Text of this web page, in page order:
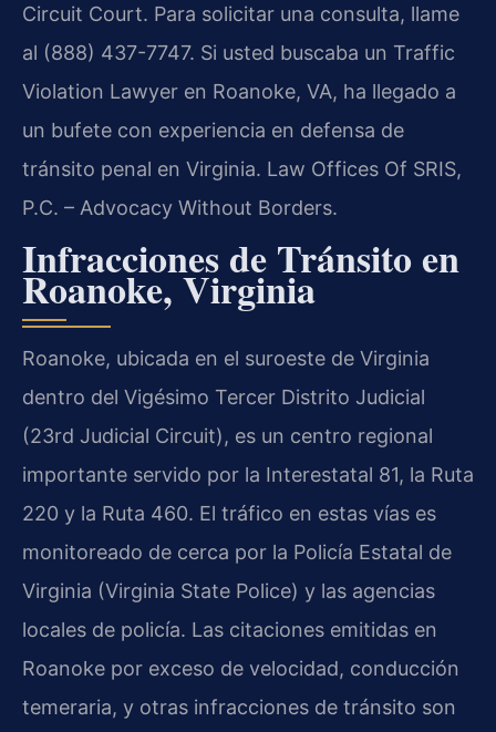
Circuit Court. Para solicitar una consulta, llame
al (888) 437-7747. Si usted buscaba un Traffic
Violation Lawyer en Roanoke, VA, ha llegado a
un bufete con experiencia en defensa de
tránsito penal en Virginia. Law Offices Of SRIS,
P.C. – Advocacy Without Borders.
Infracciones de Tránsito en
Roanoke, Virginia
Roanoke, ubicada en el suroeste de Virginia
dentro del Vigésimo Tercer Distrito Judicial
(23rd Judicial Circuit), es un centro regional
importante servido por la Interestatal 81, la Ruta
220 y la Ruta 460. El tráfico en estas vías es
monitoreado de cerca por la Policía Estatal de
Virginia (Virginia State Police) y las agencias
locales de policía. Las citaciones emitidas en
Roanoke por exceso de velocidad, conducción
temeraria, y otras infracciones de tránsito son